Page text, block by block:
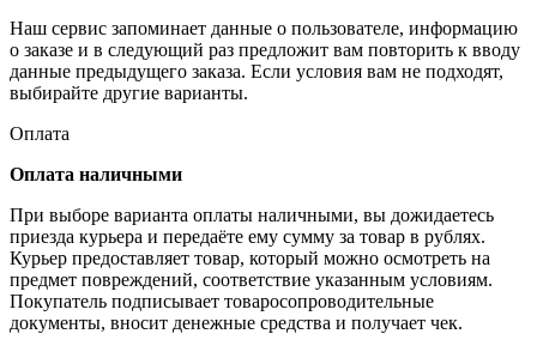
Наш сервис запоминает данные о пользователе, информацию
о заказе и в следующий раз предложит вам повторить к вводу
данные предыдущего заказа. Если условия вам не подходят,
выбирайте другие варианты.
Оплата
Оплата наличными
При выборе варианта оплаты наличными, вы дожидаетесь
приезда курьера и передаёте ему сумму за товар в рублях.
Курьер предоставляет товар, который можно осмотреть на
предмет повреждений, соответствие указанным условиям.
Покупатель подписывает товаросопроводительные
документы, вносит денежные средства и получает чек.